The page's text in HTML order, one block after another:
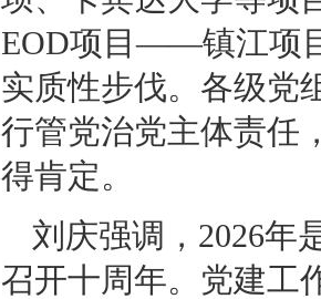
EOD项目——镇江项
实质性步伐。各级党
行管党治党主体责任
得肯定。
刘庆强调，2026年
召开十周年。党建工